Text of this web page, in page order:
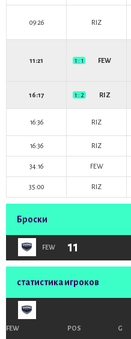
09:26 RIZ
11:21 1 : 1 FEW
16:17 1 : 2 RIZ
16:36 RIZ
16:36 RIZ
34:16 FEW
35:00 RIZ
Броски
FEW 11
статистика игроков
FEW POS G